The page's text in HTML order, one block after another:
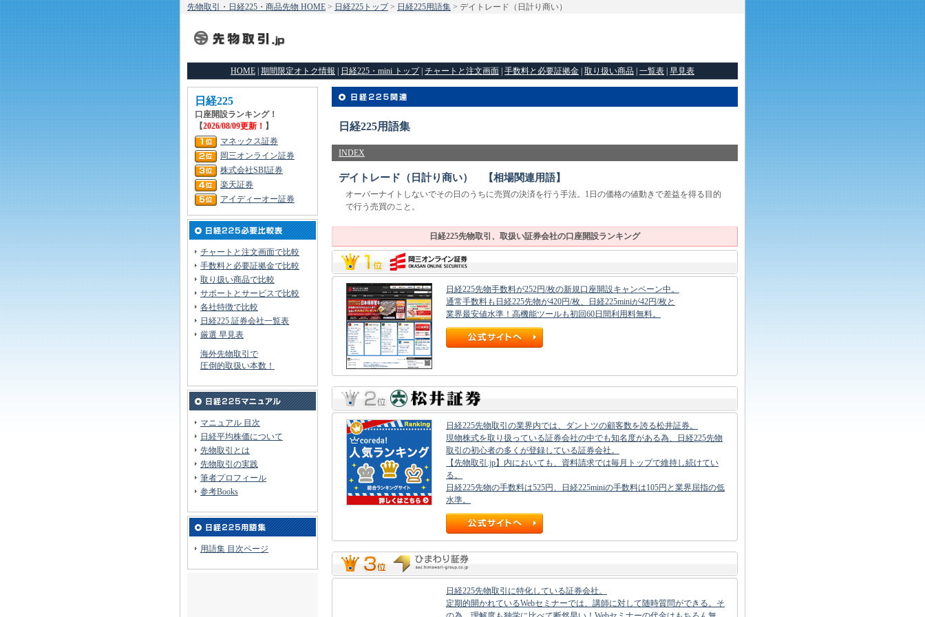
先物取引・日経225・商品先物 HOME > 日経225トップ> 日経225用語集 > デイトレード（日計り商い）
HOME 期間限定オトク情報 日経225・mini トップ| チャートと注文画面 手数料と必要証拠金 取り扱い商品 一覧表 早見表
日経225
口座開設ランキング！
【2026/08/09更新！ 】
マネックス証券
岡三オンライン証券
株式会社SBI証券
楽天証券
アイディーオー証券
チャートと注文画面で比較
手数料と必要証拠金で比較
取り扱い商品で比較
サポートとサービスで比較
各社特徴で比較
日経225 証券会社一覧表
厳選 早見表
海外先物取引で
圧倒的取扱い本数！
マニュアル 目次
日経平均株価について
先物取引とは
先物取引の実践
筆者プロフィール
参考Books
用語集 目次ページ
日経225用語集
INDEX
デイトレード（日計り商い） 【相場関連用語】
オーバーナイトしないでその日のうちに売買の決済を行う手法。1日の価格の値動きで差益を得る目的
で行う売買のこと。
日経225先物取引、取扱い証券会社の口座開設ランキング
日経225先物手数料が252円/枚の新規口座開設キャンペーン中。
通常手数料も日経225先物が420円/枚、日経225miniが42円/枚と
業界最安値水準！高機能ツールも初回60日間利用料無料。
日経225先物取引の業界内では、ダントツの顧客数を誇る松井証券。
現物株式を取り扱っている証券会社の中でも知名度がある為、日経225先物
取引の初心者の多くが登録している証券会社。
【先物取引.jp】内においても、資料請求では毎月トップで維持し続けてい
る。
日経225先物の手数料は525円、日経225miniの手数料は105円と業界屈指の低
水準。
日経225先物取引に特化している証券会社。
定期的開かれているWebセミナーでは、講師に対して随時質問ができる。そ